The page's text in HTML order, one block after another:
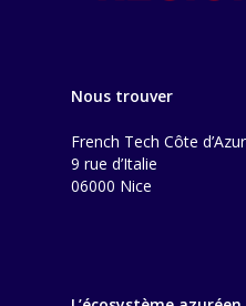
Nous trouver
French Tech Côte d’Azur
9 rue d’Italie
06000 Nice